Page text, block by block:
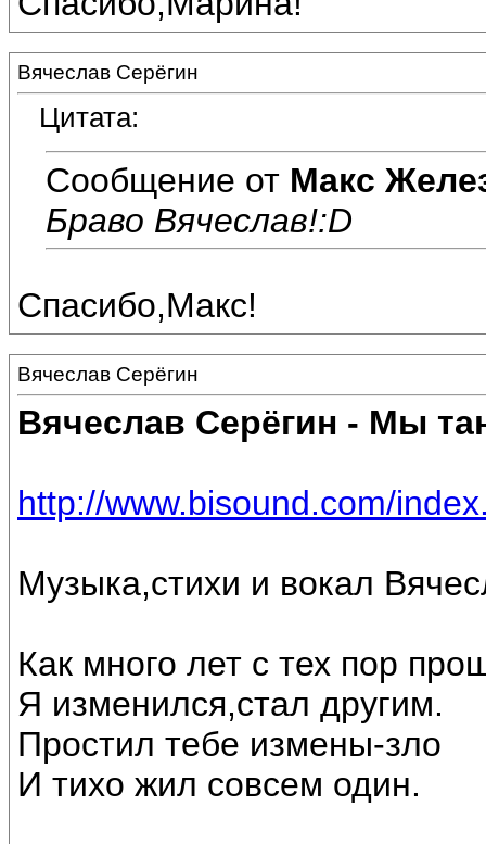
Вячеслав Серёгин
Цитата:
Сообщение от Макс
Браво Вячеслав!:D
Спасибо,Макс!
Вячеслав Серёгин
Вячеслав Серёгин - Мы
http://www.bisound.com/
Музыка,стихи и вокал
Как много лет с тех пор
Я изменился,стал другим.
Простил тебе измены-зло
И тихо жил совсем один.